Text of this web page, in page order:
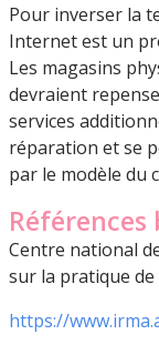
Pour inverser la
Internet est un
Les magasins
devraient
services
réparation et se
par le modèle du
Centre national
sur la pratique de
https://